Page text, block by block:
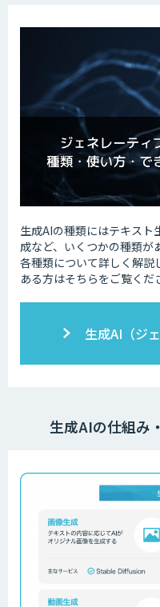
生成AIの種類にはテキスト
成など、いくつかの種類が
各種類について詳しく解
ある方はそちらをご覧くだ
生成AI（ジ
生成AIの仕組み